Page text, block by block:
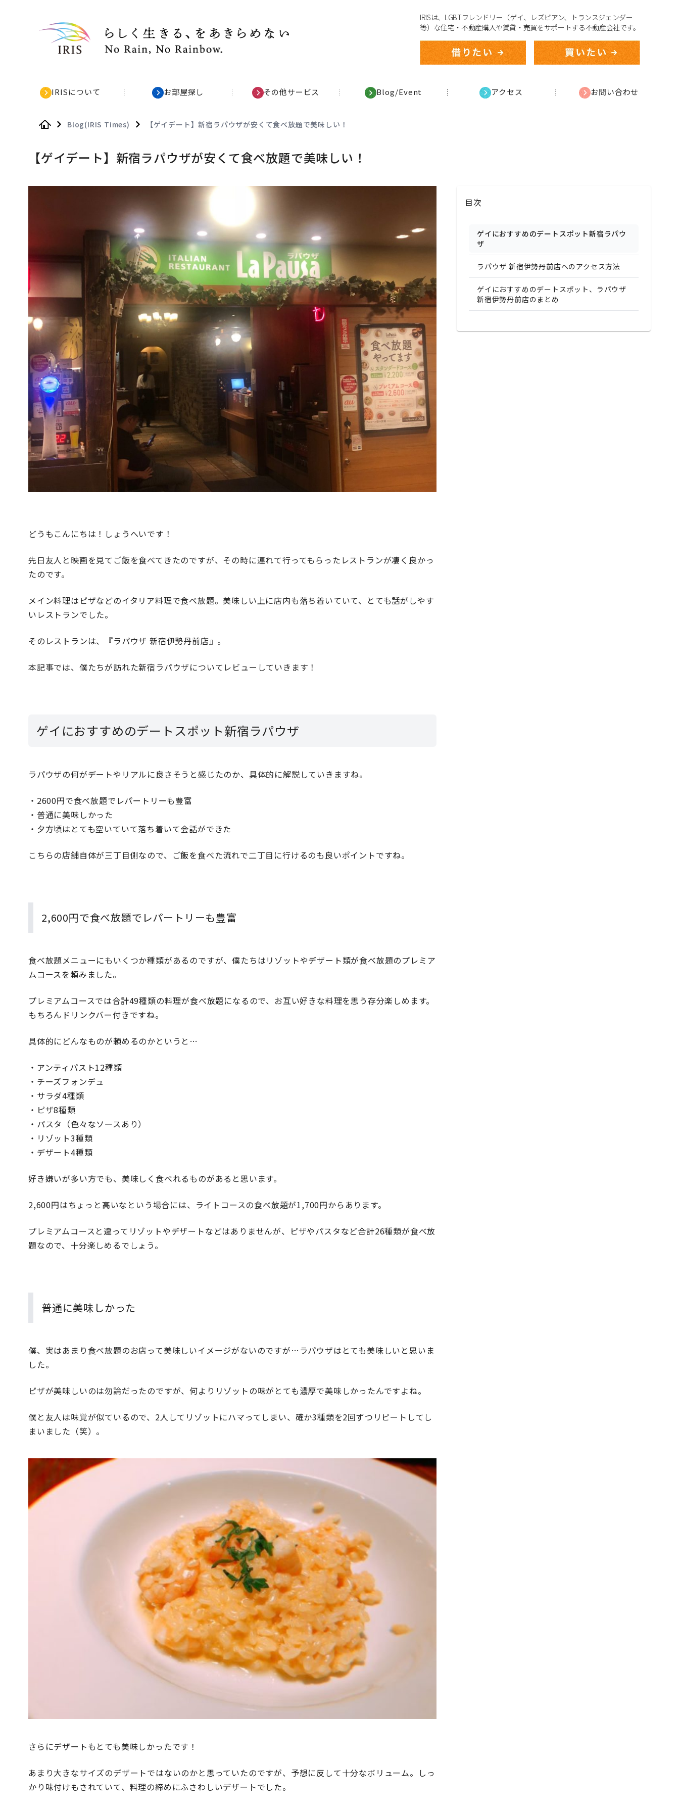
IRISは、LGBTフレンドリー（ゲイ、レズビアン、トランスジェンダー
等）な住宅・不動産購入や賃貸・売買をサポートする不動産会社です。
IRISについて お部屋探し その他サービス Blog/Event アクセス お問い合わせ
Blog(IRIS Times) 【ゲイデート】新宿ラパウザが安くて食べ放題で美味しい！
【ゲイデート】新宿ラパウザが安くて食べ放題で美味しい！
どうもこんにちは！しょうへいです！
先日友人と映画を見てご飯を食べてきたのですが、その時に連れて行ってもらったレストランが凄く良かっ
たのです。
メイン料理はピザなどのイタリア料理で食べ放題。美味しい上に店内も落ち着いていて、とても話がしやす
いレストランでした。
そのレストランは、『ラパウザ 新宿伊勢丹前店』。
本記事では、僕たちが訪れた新宿ラパウザについてレビューしていきます！
ゲイにおすすめのデートスポット新宿ラパウザ
ラパウザの何がデートやリアルに良さそうと感じたのか、具体的に解説していきますね。
・2600円で食べ放題でレパートリーも豊富
・普通に美味しかった
・夕方頃はとても空いていて落ち着いて会話ができた
こちらの店舗自体が三丁目側なので、ご飯を食べた流れで二丁目に行けるのも良いポイントですね。
2,600円で食べ放題でレパートリーも豊富
食べ放題メニューにもいくつか種類があるのですが、僕たちはリゾットやデザート類が食べ放題のプレミア
ムコースを頼みました。
プレミアムコースでは合計49種類の料理が食べ放題になるので、お互い好きな料理を思う存分楽しめます。
もちろんドリンクバー付きですね。
具体的にどんなものが頼めるのかというと…
・アンティパスト12種類
・チーズフォンデュ
・サラダ4種類
・ピザ8種類
・パスタ（色々なソースあり）
・リゾット3種類
・デザート4種類
好き嫌いが多い方でも、美味しく食べれるものがあると思います。
2,600円はちょっと高いなという場合には、ライトコースの食べ放題が1,700円からあります。
プレミアムコースと違ってリゾットやデザートなどはありませんが、ピザやパスタなど合計26種類が食べ放
題なので、十分楽しめるでしょう。
普通に美味しかった
僕、実はあまり食べ放題のお店って美味しいイメージがないのですが…ラパウザはとても美味しいと思いま
した。
ピザが美味しいのは勿論だったのですが、何よりリゾットの味がとても濃厚で美味しかったんですよね。
僕と友人は味覚が似ているので、2人してリゾットにハマってしまい、確か3種類を2回ずつリピートしてし
まいました（笑）。
さらにデザートもとても美味しかったです！
あまり大きなサイズのデザートではないのかと思っていたのですが、予想に反して十分なボリューム。しっ
かり味付けもされていて、料理の締めにふさわしいデザートでした。
目次
ゲイにおすすめのデートスポット新宿ラパウ
ザ
ラパウザ 新宿伊勢丹前店へのアクセス方法
ゲイにおすすめのデートスポット、ラパウザ
新宿伊勢丹前店のまとめ